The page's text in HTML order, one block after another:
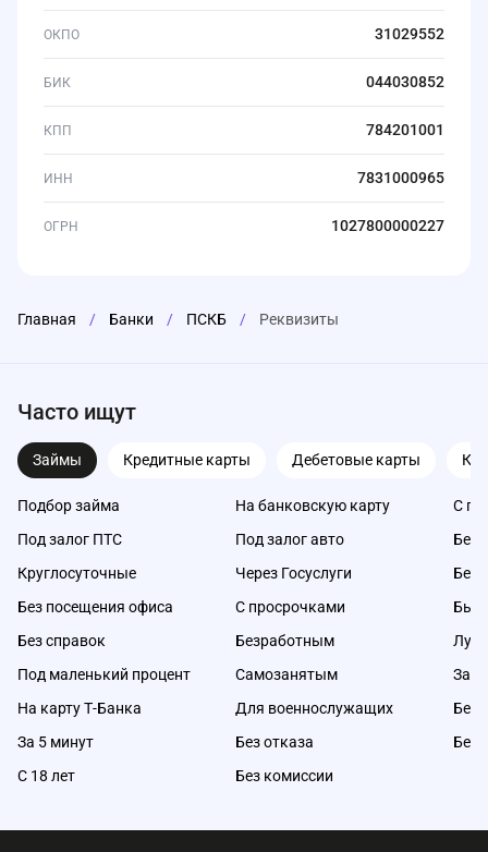
ОКПО 31029552
БИК 044030852
КПП 784201001
ИНН 7831000965
ОГРН 1027800000227
Главная / Банки / ПСКБ / Реквизиты
Часто ищут
Займы Кредитные карты Дебетовые карты
Подбор займа
Под залог ПТС
Круглосуточные
Без посещения офиса
Без справок
Под маленький процент
На карту Т-Банка
За 5 минут
С 18 лет
На банковскую карту
Под залог авто
Через Госуслуги
С просрочками
Безработным
Самозанятым
Для военнослужащих
Без отказа
Без комиссии
С
Без
Без
Без
Без